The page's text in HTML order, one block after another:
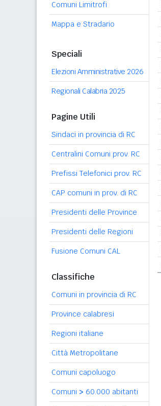
Comuni Limitrofi
Mappa e Stradario
Speciali
Elezioni Amministrative 2026
Regionali Calabria 2025
Pagine Utili
Sindaci in provincia di RC
Centralini Comuni prov. RC
Prefissi Telefonici prov. RC
CAP comuni in prov. di RC
Presidenti delle Province
Presidenti delle Regioni
Fusione Comuni CAL
Classifiche
Comuni in provincia di RC
Province calabresi
Regioni italiane
Città Metropolitane
Comuni capoluogo
Comuni > 60.000 abitanti